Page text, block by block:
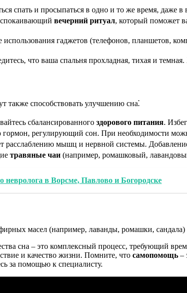
спать и просыпаться в одно и то же время, даже
вечерний ритуал, который поможет
использования гаджетов (телефонов, планшетов,
что ваша спальня прохладная, тихая и
также способствовать улучшению сна⁚
сбалансированного здорового питания.
гормон, регулирующий сон. При необходимости
расслаблению мышц и нервной системы.
травяные чаи (например, ромашковый,
невролога в Ворсме, Павлово и Богородске
масел (например, лаванды, ромашки,
сна – это комплексный процесс, требующий
и качество жизни. Помните, что самопомощь –
за помощью к специалисту.